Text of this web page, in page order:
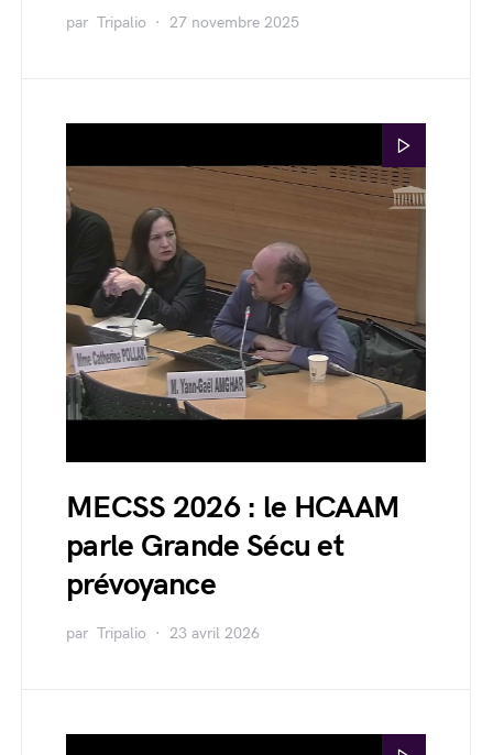
par Tripalio 27 novembre 2025
MECSS 2026 : le HCAAM
parle Grande Sécu et
prévoyance
par Tripalio 23 avril 2026